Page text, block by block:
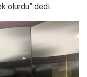
olurdu” dedi.